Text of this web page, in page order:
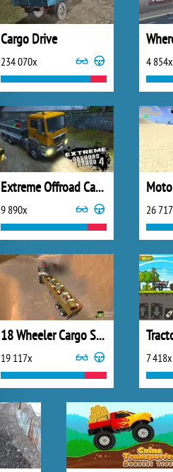
Cargo Drive
234 070x 4 854x
Extreme Offroad Cargo 4
9 890x 26
18 Wheeler Cargo Simulator
19 117x 7 418x